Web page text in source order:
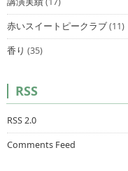
赤いスイートピークラブ(11)
香り (35)
RSS
RSS 2.0
Comments Feed